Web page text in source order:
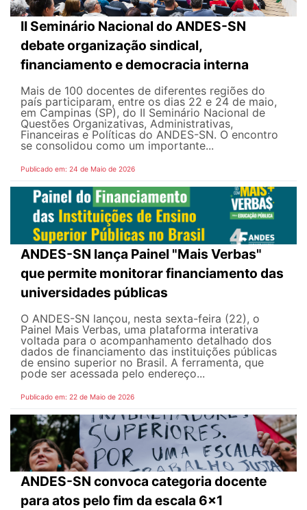
II Seminário Nacional do ANDES-SN
debate organização sindical,
financiamento e democracia interna
Mais de 100 docentes de diferentes regiões do
país participaram, entre os dias 22 e 24 de maio,
em Campinas (SP), do II Seminário Nacional de
Questões Organizativas, Administrativas,
Financeiras e Políticas do ANDES-SN. O encontro
se consolidou como um importante...
Publicado em: 24 de Maio de 2026
ANDES-SN lança Painel "Mais Verbas"
que permite monitorar financiamento das
universidades públicas
O ANDES-SN lançou, nesta sexta-feira (22), o
Painel Mais Verbas, uma plataforma interativa
voltada para o acompanhamento detalhado dos
dados de financiamento das instituições públicas
de ensino superior no Brasil. A ferramenta, que
pode ser acessada pelo endereço...
Publicado em: 22 de Maio de 2026
ANDES-SN convoca categoria docente
para atos pelo fim da escala 6x1